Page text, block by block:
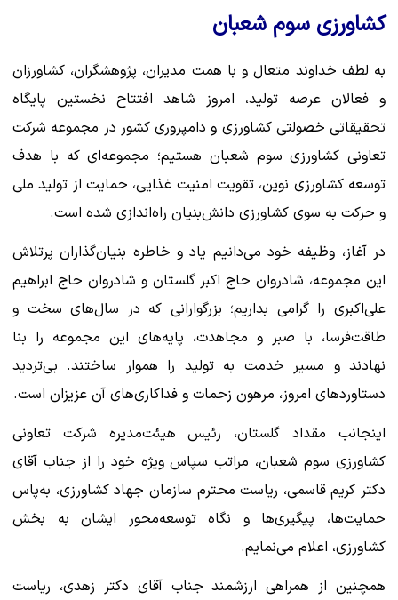
کشاورزی سوم شعبان
به لطف خداوند متعال و با همت مدیران، پژوهشگران، کشاورزان
و فعالان عرصه تولید، امروز شاهد افتتاح نخستین پایگاه
تحقیقاتی خصولتی کشاورزی و دامپروری کشور در مجموعه شرکت
تعاونی کشاورزی سوم شعبان هستیم؛ مجموعه‌ای که با هدف
توسعه کشاورزی نوین، تقویت امنیت غذایی، حمایت از تولید ملی
و حرکت به سوی کشاورزی دانش‌بنیان راه‌اندازی شده است.
در آغاز، وظیفه خود می‌دانیم یاد و خاطره بنیان‌گذاران پرتلاش
این مجموعه، شادروان حاج اکبر گلستان و شادروان حاج ابراهیم
علی‌اکبری را گرامی بداریم؛ بزرگوارانی که در سال‌های سخت و
طاقت‌فرسا، با صبر و مجاهدت، پایه‌های این مجموعه را بنا
نهادند و مسیر خدمت به تولید را هموار ساختند. بی‌تردید
دستاوردهای امروز، مرهون زحمات و فداکاری‌های آن عزیزان است.
اینجانب مقداد گلستان، رئیس هیئت‌مدیره شرکت تعاونی
کشاورزی سوم شعبان، مراتب سپاس ویژه خود را از جناب آقای
دکتر کریم قاسمی، ریاست محترم سازمان جهاد کشاورزی، به‌پاس
حمایت‌ها، پیگیری‌ها و نگاه توسعه‌محور ایشان به بخش
کشاورزی، اعلام می‌نمایم.
همچنین از همراهی ارزشمند جناب آقای دکتر زهدی، ریاست